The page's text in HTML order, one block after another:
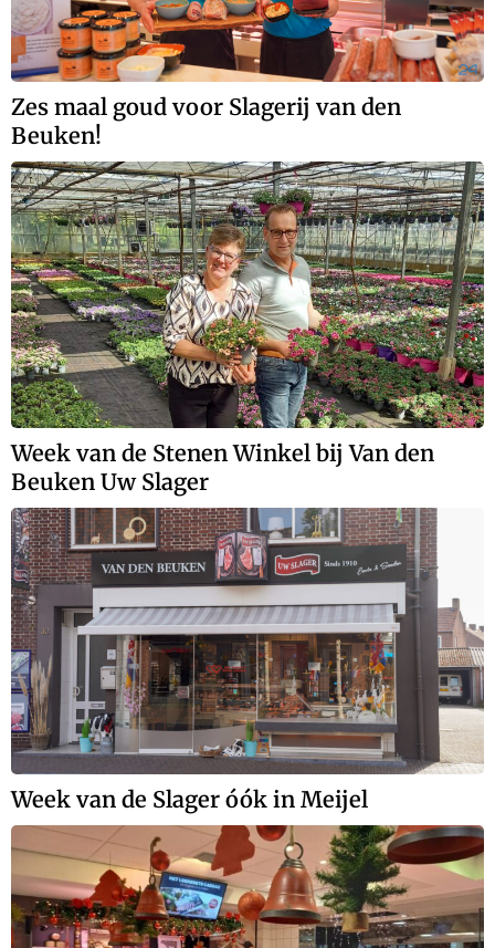
Zes maal goud voor Slagerij van den
Beuken!
Week van de Stenen Winkel bij Van den
Beuken Uw Slager
Week van de Slager óók in Meijel